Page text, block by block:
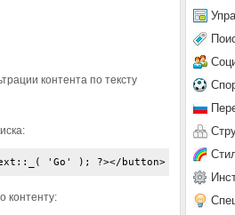
контента по тексту
'Go' ); ?></button>
контенту: